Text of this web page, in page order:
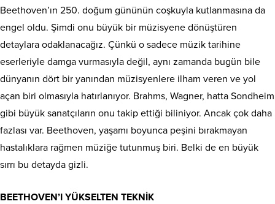
Beethoven’ın 250. doğum gününün coşkuyla kutlanmasına da
engel oldu. Şimdi onu büyük bir müzisyene dönüştüren
detaylara odaklanacağız. Çünkü o sadece müzik tarihine
eserleriyle damga vurmasıyla değil, aynı zamanda bugün bile
dünyanın dört bir yanından müzisyenlere ilham veren ve yol
açan biri olmasıyla hatırlanıyor. Brahms, Wagner, hatta Sondheim
gibi büyük sanatçıların onu takip ettiği biliniyor. Ancak çok daha
fazlası var. Beethoven, yaşamı boyunca peşini bırakmayan
hastalıklara rağmen müziğe tutunmuş biri. Belki de en büyük
sırrı bu detayda gizli.
BEETHOVEN’I YÜKSELTEN TEKNİK